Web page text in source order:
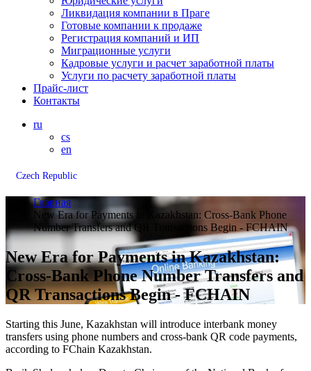
Ликвидация компании в Праге
Готовые компании к продаже
Регистрация компаний и ИП
Миграционные услуги
Кадровые услуги и расчет заработной платы
Услуги по расчету заработной платы
Прайс-лист
Контакты
ru
cs
en
Czech Republic
Главная
New Era for Payments in Kazakhstan: Cross-Bank Phone
Number Transfers and QR Transactions Begin - FCHAIN
New Era for Payments in Kazakhstan:
Cross-Bank Phone Number Transfers and
QR Transactions Begin - FCHAIN
Starting this June, Kazakhstan will introduce interbank money
transfers using phone numbers and cross-bank QR code payments,
according to FChain Kazakhstan.